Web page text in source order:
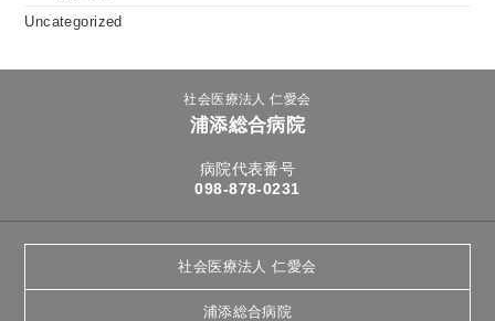
Uncategorized
社会医療法人 仁愛会
浦添総合病院
病院代表番号
098-878-0231
社会医療法人 仁愛会
浦添総合病院